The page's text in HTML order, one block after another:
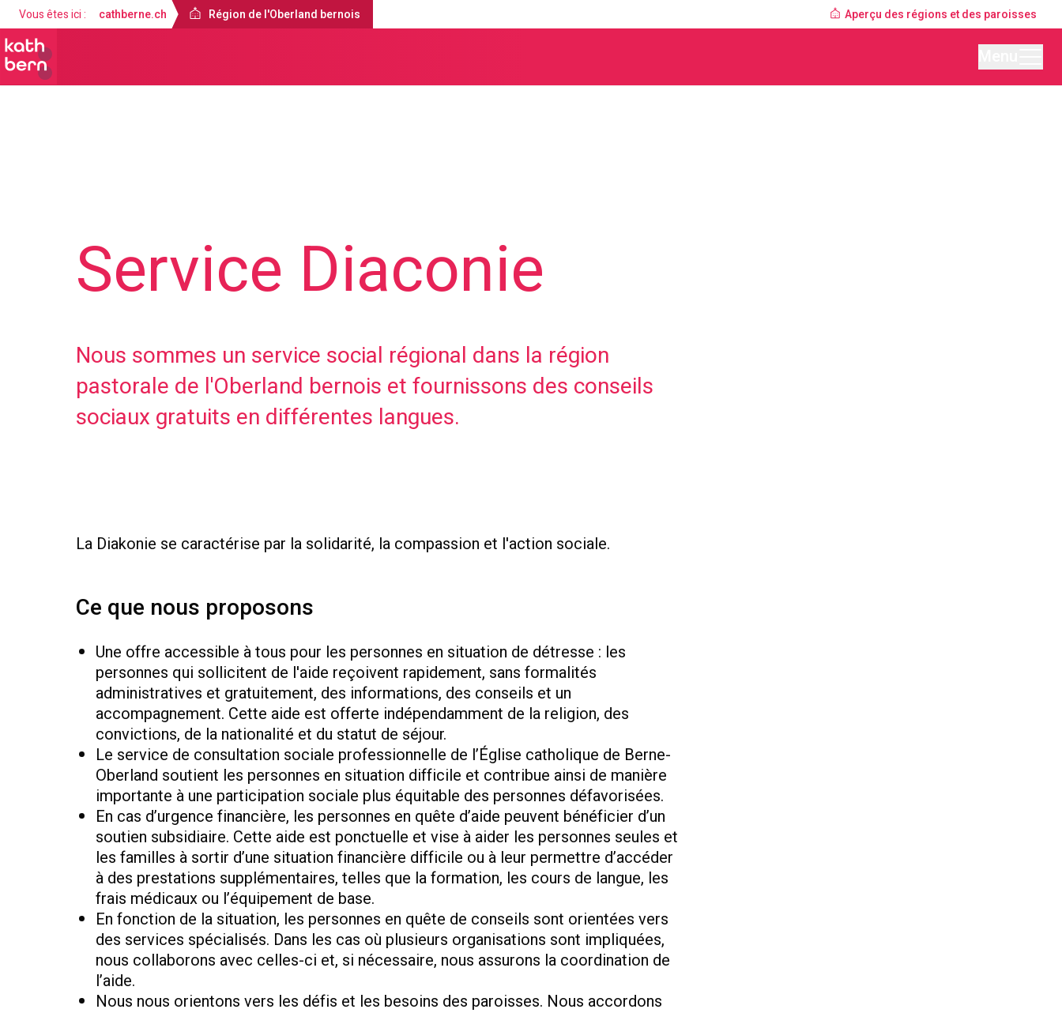
Vous êtes ici : cathberne.ch Région de l'Oberland bernois Aperçu des régions et des paroisses
Service Diaconie
Nous sommes un service social régional dans la région
pastorale de l'Oberland bernois et fournissons des conseils
sociaux gratuits en différentes langues.
La Diakonie se caractérise par la solidarité, la compassion et l'action sociale.
Ce que nous proposons
Une offre accessible à tous pour les personnes en situation de détresse : les
personnes qui sollicitent de l'aide reçoivent rapidement, sans formalités
administratives et gratuitement, des informations, des conseils et un
accompagnement. Cette aide est offerte indépendamment de la religion, des
convictions, de la nationalité et du statut de séjour.
Le service de consultation sociale professionnelle de l’Église catholique de Berne-
Oberland soutient les personnes en situation difficile et contribue ainsi de manière
importante à une participation sociale plus équitable des personnes défavorisées.
En cas d’urgence financière, les personnes en quête d’aide peuvent bénéficier d’un
soutien subsidiaire. Cette aide est ponctuelle et vise à aider les personnes seules et
les familles à sortir d’une situation financière difficile ou à leur permettre d’accéder
à des prestations supplémentaires, telles que la formation, les cours de langue, les
frais médicaux ou l’équipement de base.
En fonction de la situation, les personnes en quête de conseils sont orientées vers
des services spécialisés. Dans les cas où plusieurs organisations sont impliquées,
nous collaborons avec celles-ci et, si nécessaire, nous assurons la coordination de
l’aide.
Nous nous orientons vers les défis et les besoins des paroisses. Nous accordons